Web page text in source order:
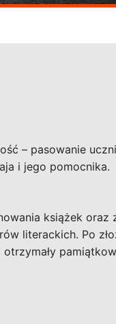
– pasowanie
i jego pomocnika.
książek
literackich. Po